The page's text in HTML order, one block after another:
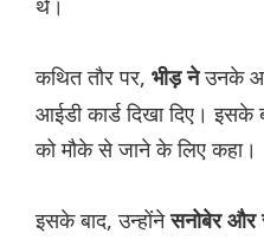
थे।
कथित तौर पर, भीड़ नेउनके
आईडी कार्ड दिखा दिए।
को मौके से जाने के लिए कहा।
इसके बाद, उन्होंनेसनोबेर और